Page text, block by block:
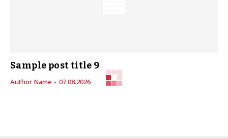
Sample post title 9
Author Name - 07.08.2026